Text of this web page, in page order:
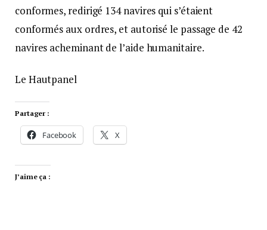
conformes, redirigé 134 navires qui s’étaient
conformés aux ordres, et autorisé le passage de 42
navires acheminant de l’aide humanitaire.
Le Hautpanel
Partager :
Facebook X
J’aime ça :